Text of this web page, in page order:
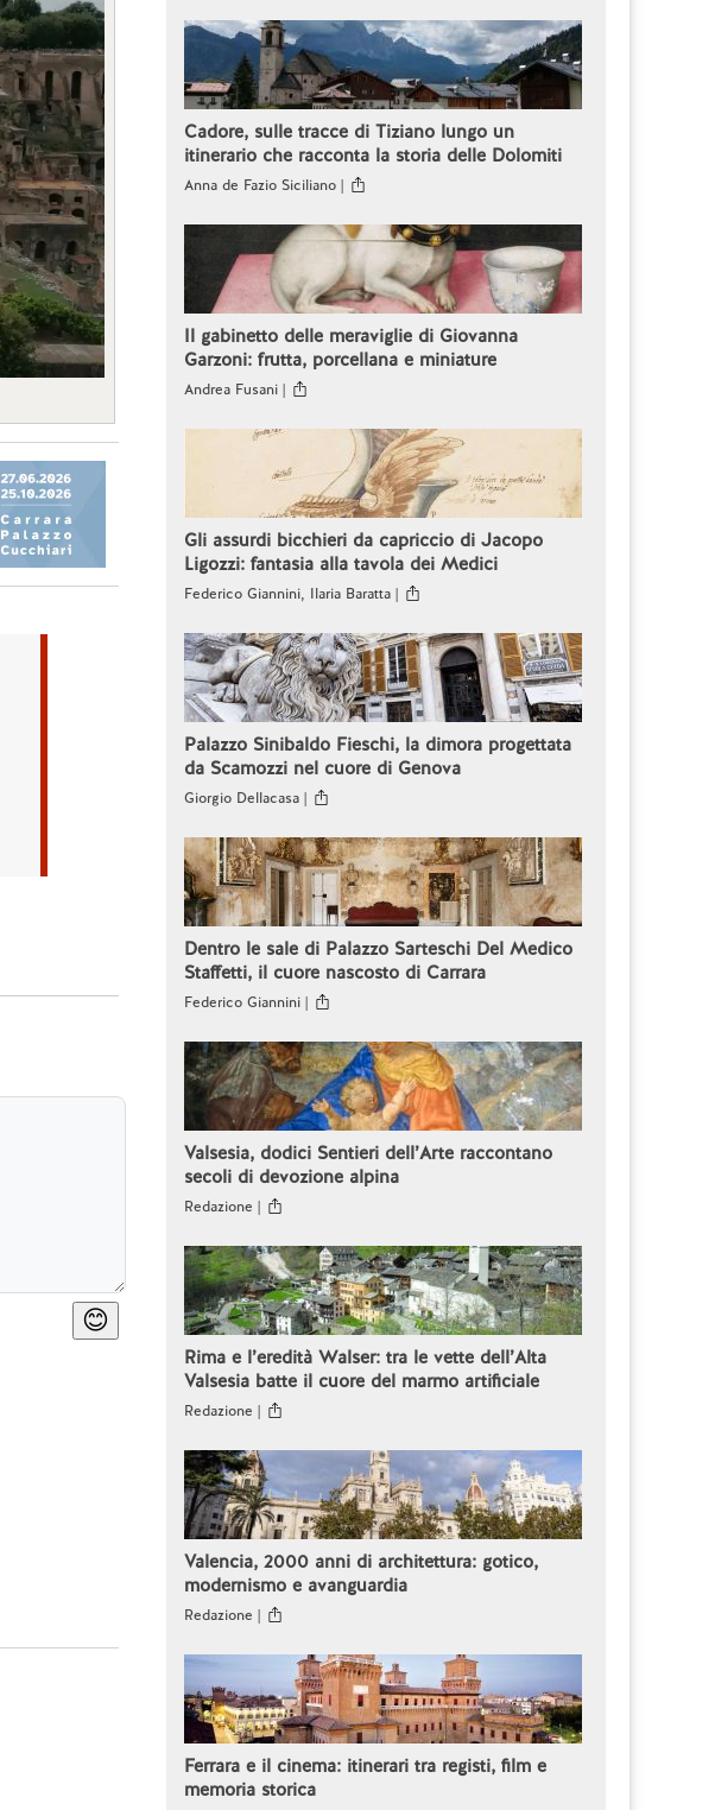
😊
Cadore, sulle tracce di Tiziano lungo un
itinerario che racconta la storia delle Dolomiti
Anna de Fazio Siciliano |
Il gabinetto delle meraviglie di Giovanna
Garzoni: frutta, porcellana e miniature
Andrea Fusani |
Gli assurdi bicchieri da capriccio di Jacopo
Ligozzi: fantasia alla tavola dei Medici
Federico Giannini, Ilaria Baratta |
Palazzo Sinibaldo Fieschi, la dimora progettata
da Scamozzi nel cuore di Genova
Giorgio Dellacasa |
Dentro le sale di Palazzo Sarteschi Del Medico
Staffetti, il cuore nascosto di Carrara
Federico Giannini |
Valsesia, dodici Sentieri dell’Arte raccontano
secoli di devozione alpina
Redazione |
Rima e l’eredità Walser: tra le vette dell’Alta
Valsesia batte il cuore del marmo artificiale
Redazione |
Valencia, 2000 anni di architettura: gotico,
modernismo e avanguardia
Redazione |
Ferrara e il cinema: itinerari tra registi, film e
memoria storica